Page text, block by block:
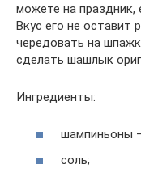
можете на праздник,
Вкус его не оставит
чередовать на
сделать шашлык
Ингредиенты:
шампиньоны
соль;